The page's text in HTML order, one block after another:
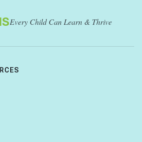
Every Child Can Learn & Thrive